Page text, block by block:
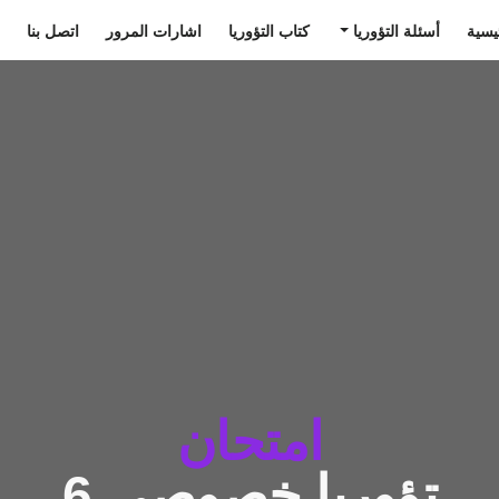
أسئلة التؤوريا كتاب التؤوريا اشارات المرور اتصل بنا
امتحان